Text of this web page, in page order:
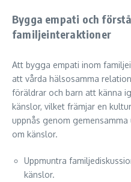
Bygga empati och
familjeinteraktioner
Att bygga empati inom
att vårda hälsosamma
föräldrar och barn att känna
känslor, vilket främjar en
uppnås genom
om känslor.
Uppmuntra
känslor.